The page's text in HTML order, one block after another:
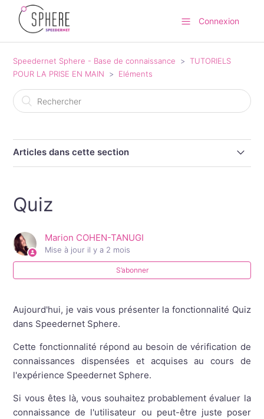
Connexion
Speedernet Sphere - Base de connaissance
TUTORIELS
POUR LA PRISE EN MAIN
Eléments
Articles dans cette section
Images
Sons
Zone (3D)
Quiz
Quiz
Marion COHEN-TANUGI
Mise à jour il y a 2 mois
S’abonner
Aujourd'hui, je vais vous présenter la fonctionnalité Quiz
dans Speedernet Sphere.
Cette fonctionnalité répond au besoin de vérification de
connaissances dispensées et acquises au cours de
l'expérience Speedernet Sphere.
Si vous êtes là, vous souhaitez probablement évaluer la
connaissance de l'utilisateur ou peut-être juste poser